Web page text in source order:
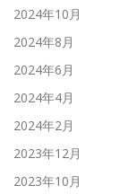
2024年10月
2024年8月
2024年6月
2024年4月
2024年2月
2023年12月
2023年10月